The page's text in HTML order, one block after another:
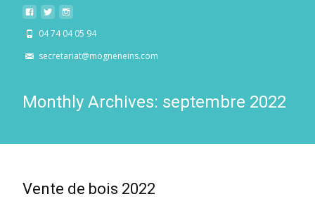
04 74 04 05 94
secretariat@mogneneins.com
Monthly Archives: septembre 2022
Vente de bois 2022